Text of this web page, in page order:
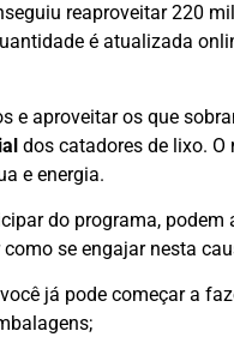
reaproveitar 220
é atualizada
e aproveitar os que
dos catadores de lixo.
e energia.
do programa, podem
se engajar nesta
já pode começar a